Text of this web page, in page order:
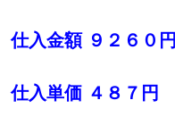
仕入金額 ９２６０円
仕入単価 ４８７円